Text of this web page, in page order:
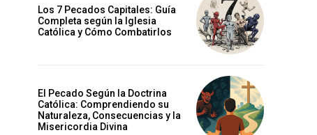
Los 7 Pecados Capitales: Guía
Completa según la Iglesia
Católica y Cómo Combatirlos
El Pecado Según la Doctrina
Católica: Comprendiendo su
Naturaleza, Consecuencias y la
Misericordia Divina